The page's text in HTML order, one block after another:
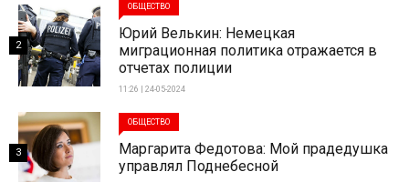
ОБЩЕСТВО
Юрий Велькин: Немецкая
миграционная политика отражается в
отчетах полиции
11:26 | 24-05-2024
2
ОБЩЕСТВО
Маргарита Федотова: Мой прадедушка
управлял Поднебесной
3